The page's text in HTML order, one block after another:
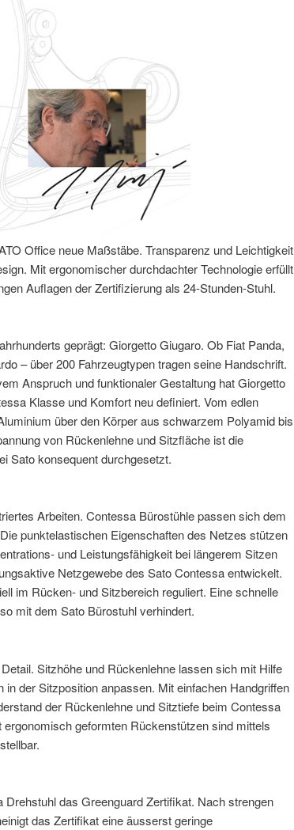
Office neue Maßstäbe. Transparenz und Leichtigkeit
Mit ergonomischer durchdachter Technologie erfüllt
Auflagen der Zertifizierung als 24-Stunden-Stuhl.
geprägt: Giorgetto Giugaro. Ob Fiat Panda,
– über 200 Fahrzeugtypen tragen seine Handschrift.
Anspruch und funktionaler Gestaltung hat Giorgetto
Klasse und Komfort neu definiert. Vom edlen
über den Körper aus schwarzem Polyamid bis
von Rückenlehne und Sitzfläche ist die
Sato konsequent durchgesetzt.
Arbeiten. Contessa Bürostühle passen sich dem
punktelastischen Eigenschaften des Netzes stützen
und Leistungsfähigkeit bei längerem Sitzen
Netzgewebe des Sato Contessa entwickelt.
im Rücken- und Sitzbereich reguliert. Eine schnelle
mit dem Sato Bürostuhl verhindert.
Sitzhöhe und Rückenlehne lassen sich mit Hilfe
in der Sitzposition anpassen. Mit einfachen Handgriffen
der Rückenlehne und Sitztiefe beim Contessa
geformten Rückenstützen sind mittels
das Greenguard Zertifikat. Nach strengen
das Zertifikat eine äusserst geringe